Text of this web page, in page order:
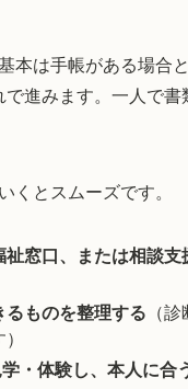
本は手帳がある場合
で進みます。一人で
くとスムーズです。
窓口、または相談支
るものを整理する （
・体験し、本人に合